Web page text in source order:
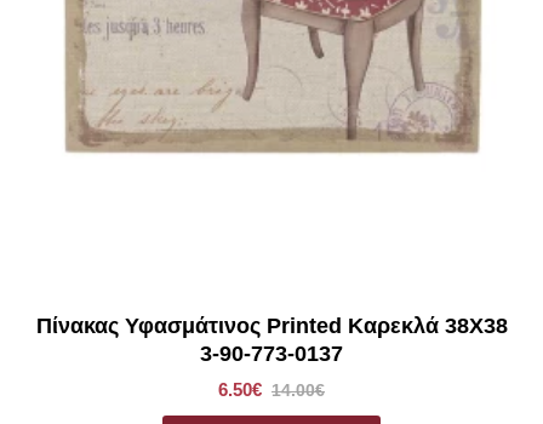
Πίνακας Υφασμάτινος Printed Καρεκλά 38Χ38
3-90-773-0137
6.50€ 14.00€